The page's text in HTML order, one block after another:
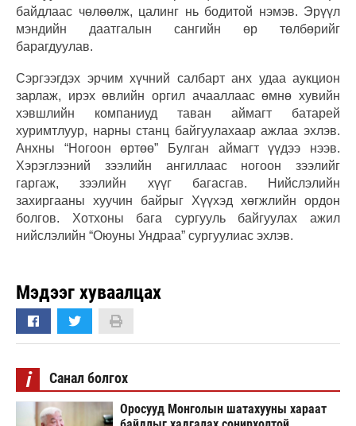
байдлаас чөлөөлж, цалинг нь бодитой нэмэв. Эрүүл
мэндийн даатгалын сангийн өр төлбөрийг
барагдуулав.
Сэргээгдэх эрчим хүчний салбарт анх удаа аукцион
зарлаж, ирэх өвлийн оргил ачааллаас өмнө хувийн
хэвшлийн компаниуд таван аймагт батарей
хуримтлуур, нарны станц байгуулахаар ажлаа эхлэв.
Анхны “Ногоон өртөө” Булган аймагт үүдээ нээв.
Хэрэглээний зээлийн ангиллаас ногоон зээлийг
гаргаж, зээлийн хүүг багасгав. Нийслэлийн
захиргааны хуучин байрыг Хүүхэд хөгжлийн ордон
болгов. Хотхоны бага сургууль байгуулах ажил
нийслэлийн “Оюуны Ундраа” сургуулиас эхлэв.
Мэдээг хуваалцах
i Санал болгох
Оросууд Монголын шатахууны хараат